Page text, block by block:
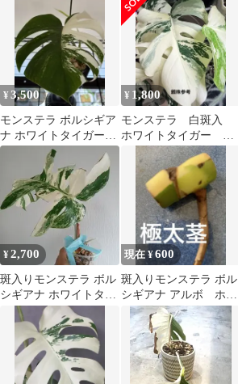
茎
¥3,500
モンステラ ボルシギア
ナ ホワイトタイガー
Ｂ 新芽展開中
¥ 1,800
モンステラ 白斑入
ホワイトタイガー メ
ルカリ便
¥2,700
斑入りモンステラ ボル
シギアナ ホワイトタイ
ガー カット苗 そのまま
発送
現在 ¥600
斑入りモンステラ ボル
シギアナ アルボ ホワ
イトタイガー （カット
茎）